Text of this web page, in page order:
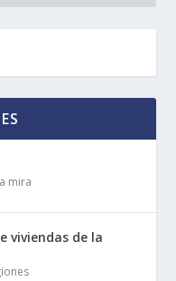
mira
viviendas de la